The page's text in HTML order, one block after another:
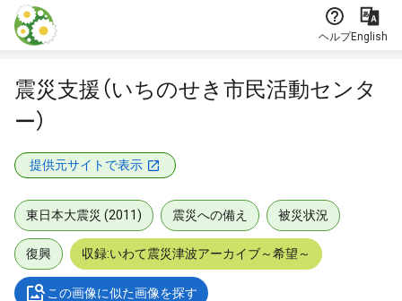
本文に飛ぶ
ヘルプEnglish
震災支援（いちのせき市民活動センタ
ー）
提供元サイトで表示
東日本大震災 (2011) 震災への備え 被災状況
復興 収録:いわて震災津波アーカイブ～希望～
この画像に似た画像を探す